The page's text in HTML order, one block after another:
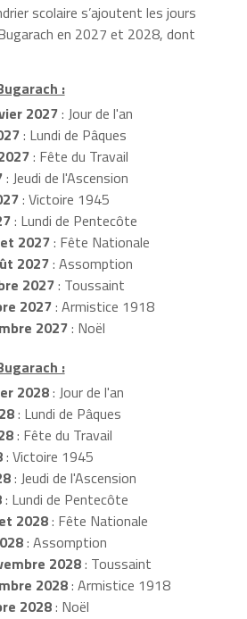
scolaire s’ajoutent les jours
en 2027 et 2028, dont
:
2027: Jour de l'an
: Lundi de Pâques
: Fête du Travail
: Jeudi de l'Ascension
: Victoire 1945
: Lundi de Pentecôte
2027: Fête Nationale
2027: Assomption
2027: Toussaint
2027: Armistice 1918
2027: Noël
:
2028: Jour de l'an
: Lundi de Pâques
: Fête du Travail
: Victoire 1945
: Jeudi de l'Ascension
: Lundi de Pentecôte
2028: Fête Nationale
: Assomption
2028: Toussaint
2028: Armistice 1918
2028: Noël